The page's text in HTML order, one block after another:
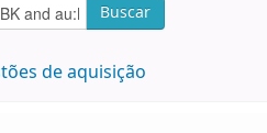
Buscar
de aquisição